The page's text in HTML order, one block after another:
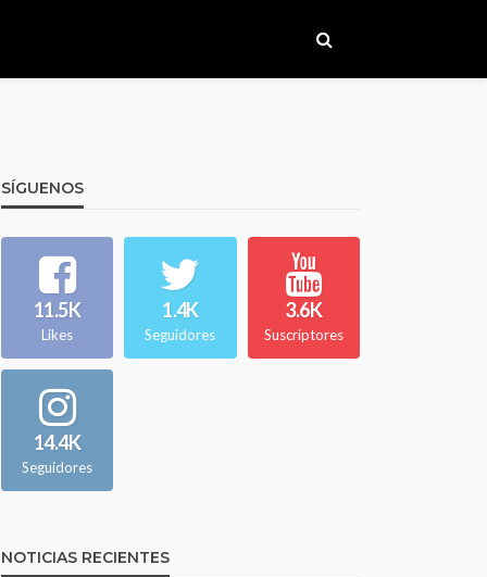
SÍGUENOS
11.5K
Likes
1.4K
Seguidores
3.6K
Suscriptores
14.4K
Seguidores
NOTICIAS RECIENTES